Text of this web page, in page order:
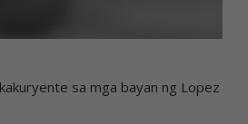
sa mga bayan ng Lopez